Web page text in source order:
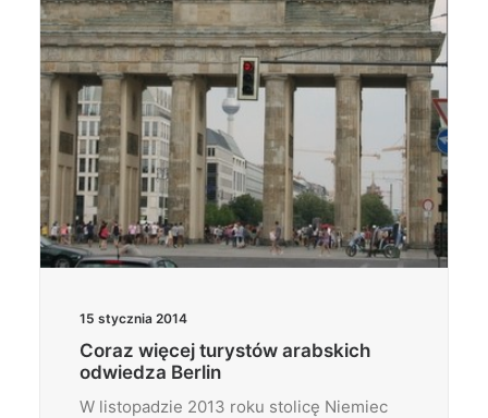
15 stycznia 2014
Coraz więcej turystów arabskich
odwiedza Berlin
W listopadzie 2013 roku stolicę Niemiec